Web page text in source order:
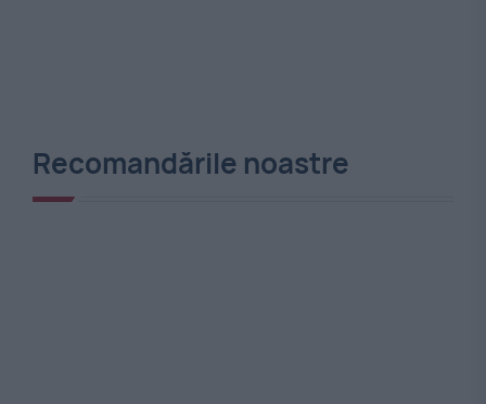
Recomandările noastre